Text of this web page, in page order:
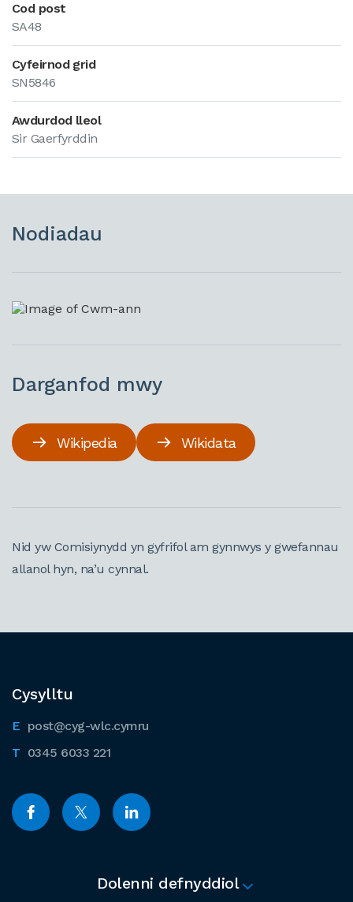
Cod post
SA48
Cyfeirnod grid
SN5846
Awdurdod lleol
Sir Gaerfyrddin
Nodiadau
Darganfod mwy
Wikipedia Wikidata
Nid yw Comisiynydd yn gyfrifol am gynnwys y gwefannau
allanol hyn, na’u cynnal.
Cysylltu
post@cyg-wlc.cymru
0345 6033 221
Dolenni defnyddiol